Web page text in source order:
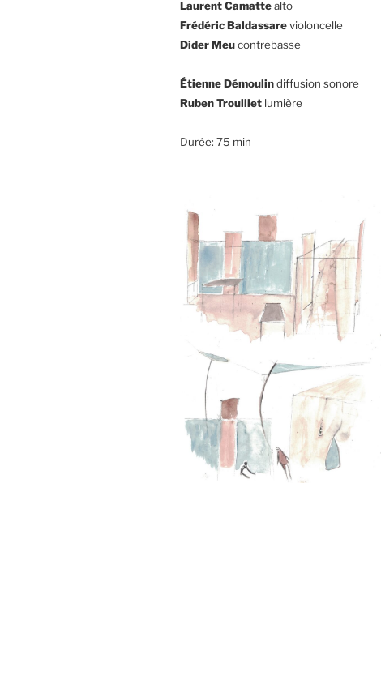
Laurent Camattealto
Frédéric Baldassarevioloncelle
Dider Meucontrebasse
Étienne Démoulindiffusion sonore
Ruben Trouillet lumière
Durée: 75 min